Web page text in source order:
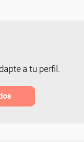
a tu perfil.